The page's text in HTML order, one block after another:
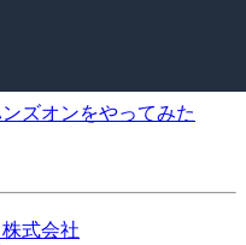
ズオンをやってみた
式会社